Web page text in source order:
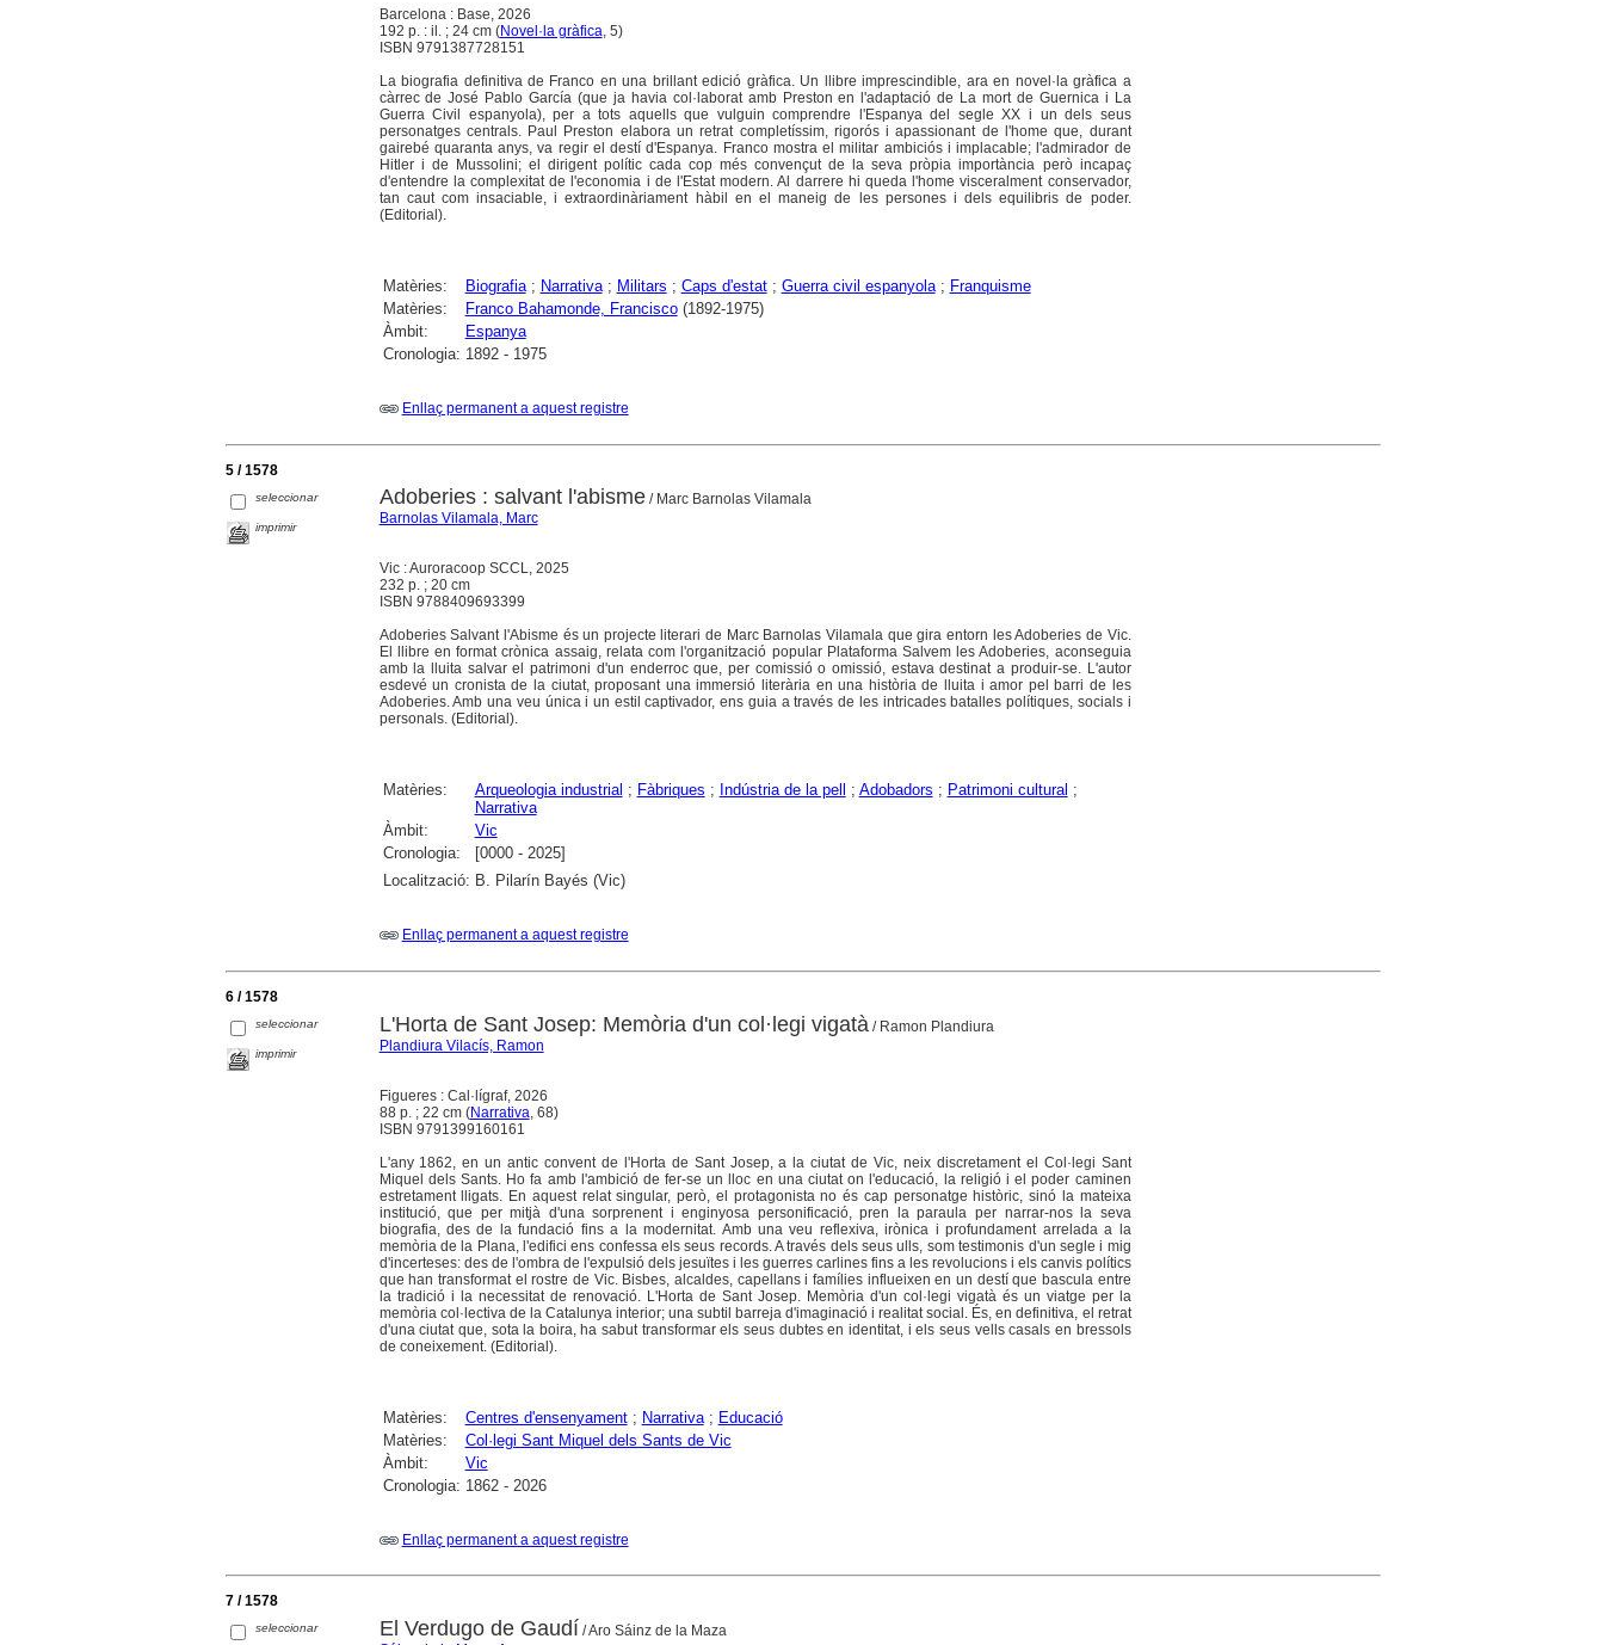
Barcelona : Base, 2026
192 p. : il. ; 24 cm (Novel·la gràfica, 5)
ISBN 9791387728151
La biografia definitiva de Franco en una brillant edició gràfica. Un llibre imprescindible, ara en novel·la gràfica a
càrrec de José Pablo García (que ja havia col·laborat amb Preston en l'adaptació de La mort de Guernica i La
Guerra Civil espanyola), per a tots aquells que vulguin comprendre l'Espanya del segle XX i un dels seus
personatges centrals. Paul Preston elabora un retrat completíssim, rigorós i apassionant de l'home que, durant
gairebé quaranta anys, va regir el destí d'Espanya. Franco mostra el militar ambiciós i implacable; l'admirador de
Hitler i de Mussolini; el dirigent polític cada cop més convençut de la seva pròpia importància però incapaç
d'entendre la complexitat de l'economia i de l'Estat modern. Al darrere hi queda l'home visceralment conservador,
tan caut com insaciable, i extraordinàriament hàbil en el maneig de les persones i dels equilibris de poder.
(Editorial).
Matèries: Biografia; Narrativa; Militars ; Caps d'estat; Guerra civil espanyola; Franquisme
Matèries:
Franco Bahamonde, Francisco(1892-1975)
Àmbit:
Espanya
Cronologia: 1892 - 1975
Enllaç permanent a aquest registre
5 / 1578
seleccionar
imprimir
Adoberies : salvant l'abisme/ Marc Barnolas Vilamala
Barnolas Vilamala, Marc
Vic : Auroracoop SCCL, 2025
232 p. ; 20 cm
ISBN 9788409693399
Adoberies Salvant l'Abisme és un projecte literari de Marc Barnolas Vilamala que gira entorn les Adoberies de Vic.
El llibre en format crònica assaig, relata com l'organització popular Plataforma Salvem les Adoberies, aconseguia
amb la lluita salvar el patrimoni d'un enderroc que, per comissió o omissió, estava destinat a produir-se. L'autor
esdevé un cronista de la ciutat, proposant una immersió literària en una història de lluita i amor pel barri de les
Adoberies. Amb una veu única i un estil captivador, ens guia a través de les intricades batalles polítiques, socials i
personals. (Editorial).
Matèries: Arqueologia industrial ; Fàbriques ; Indústria de la pell ; Adobadors ; Patrimoni cultural ;
Narrativa
Àmbit:
Vic
Cronologia:
[0000 - 2025]
Localització: B. Pilarín Bayés (Vic)
Enllaç permanent a aquest registre
6 / 1578
seleccionar
imprimir
L'Horta de Sant Josep: Memòria d'un col·legi vigatà / Ramon Plandiura
Plandiura Vilacís, Ramon
Figueres : Cal·lígraf, 2026
88 p. ; 22 cm (Narrativa , 68)
ISBN 9791399160161
L'any 1862, en un antic convent de l'Horta de Sant Josep, a la ciutat de Vic, neix discretament el Col·legi Sant
Miquel dels Sants. Ho fa amb l'ambició de fer-se un lloc en una ciutat on l'educació, la religió i el poder caminen
estretament lligats. En aquest relat singular, però, el protagonista no és cap personatge històric, sinó la mateixa
institució, que per mitjà d'una sorprenent i enginyosa personificació, pren la paraula per narrar-nos la seva
biografia, des de la fundació fins a la modernitat. Amb una veu reflexiva, irònica i profundament arrelada a la
memòria de la Plana, l'edifici ens confessa els seus records. A través dels seus ulls, som testimonis d'un segle i mig
d'incerteses: des de l'ombra de l'expulsió dels jesuïtes i les guerres carlines fins a les revolucions i els canvis polítics
que han transformat el rostre de Vic. Bisbes, alcaldes, capellans i famílies influeixen en un destí que bascula entre
la tradició i la necessitat de renovació. L'Horta de Sant Josep. Memòria d'un col·legi vigatà és un viatge per la
memòria col·lectiva de la Catalunya interior; una subtil barreja d'imaginació i realitat social. És, en definitiva, el retrat
d'una ciutat que, sota la boira, ha sabut transformar els seus dubtes en identitat, i els seus vells casals en bressols
de coneixement. (Editorial).
Matèries: Centres d'ensenyament; Narrativa; Educació
Matèries:
Col·legi Sant Miquel dels Sants de Vic
Àmbit:
Vic
Cronologia: 1862 - 2026
Enllaç permanent a aquest registre
7 / 1578
seleccionar El Verdugo de Gaudí / Aro Sáinz de la Maza